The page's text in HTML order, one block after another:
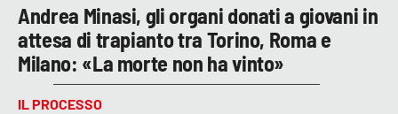
Andrea Minasi, gli organi donati a giovani in
attesa di trapianto tra Torino, Roma e
Milano: «La morte non ha vinto»
IL PROCESSO